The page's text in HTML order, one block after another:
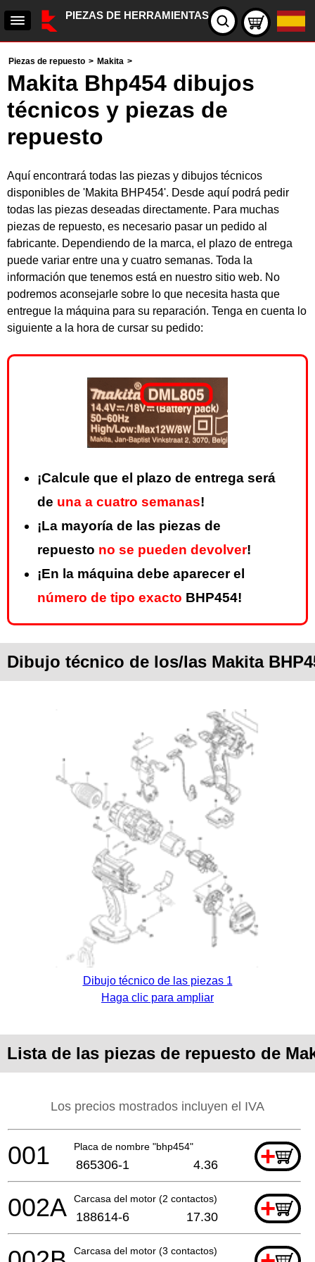
PIEZAS DE HERRAMIENTAS
Piezas de repuesto > Makita >
Makita Bhp454 dibujos
técnicos y piezas de
repuesto
Aquí encontrará todas las piezas y dibujos técnicos
disponibles de 'Makita BHP454'. Desde aquí podrá pedir
todas las piezas deseadas directamente. Para muchas
piezas de repuesto, es necesario pasar un pedido al
fabricante. Dependiendo de la marca, el plazo de entrega
puede variar entre una y cuatro semanas. Toda la
información que tenemos está en nuestro sitio web. No
podremos aconsejarle sobre lo que necesita hasta que
entregue la máquina para su reparación. Tenga en cuenta lo
siguiente a la hora de cursar su pedido:
¡Calcule que el plazo de entrega será
de una a cuatro semanas!
¡La mayoría de las piezas de
repuesto no se pueden devolver!
¡En la máquina debe aparecer el
número de tipo exacto BHP454!
Dibujo técnico de los/las Makita
Dibujo técnico de las piezas 1
Haga clic para ampliar
Lista de las piezas de repuesto de
Los precios mostrados incluyen el IVA
Placa de nombre "bhp454" +
001 865306-1 4.36
Carcasa del motor (2 contactos) +
002A 188614-6 17.30
Carcasa del motor (3 contactos)